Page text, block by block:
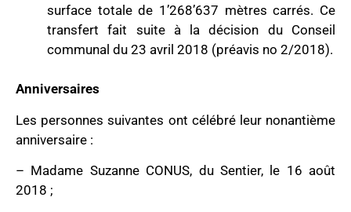
surface totale de 1’268’637 mètres carrés. Ce
transfert fait suite à la décision du Conseil
communal du 23 avril 2018 (préavis no 2/2018).
Anniversaires
Les personnes suivantes ont célébré leur nonantième
anniversaire :
– Madame Suzanne CONUS, du Sentier, le 16 août
2018 ;